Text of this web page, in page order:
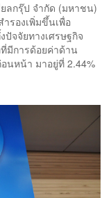
ลกรุ๊ป จำกัด (มหาชน)
รองเพิ่มขึ้นเพื่อ
จจัยทางเศรษฐกิจ
มีการด้อยค่าด้าน
นหน้า มาอยู่ที่ 2.44%